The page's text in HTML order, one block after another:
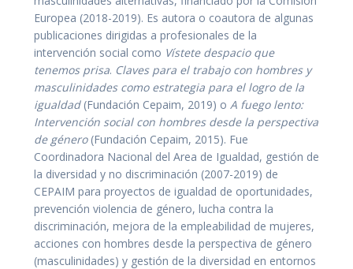
Europea (2018-2019). Es autora o coautora de algunas
publicaciones dirigidas a profesionales de la
intervención social como Vístete despacio que
tenemos prisa. Claves para el trabajo con hombres y
masculinidades como estrategia para el logro de la
igualdad (Fundación Cepaim, 2019) o A fuego lento:
Intervención social con hombres desde la perspectiva
de género (Fundación Cepaim, 2015). Fue
Coordinadora Nacional del Area de Igualdad, gestión de
la diversidad y no discriminación (2007-2019) de
CEPAIM para proyectos de igualdad de oportunidades,
prevención violencia de género, lucha contra la
discriminación, mejora de la empleabilidad de mujeres,
acciones con hombres desde la perspectiva de género
(masculinidades) y gestión de la diversidad en entornos